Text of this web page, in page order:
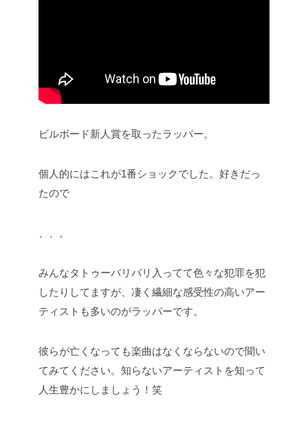
ビルボード新人賞を取ったラッパー。
個人的にはこれが1番ショックでした。好きだっ
たので
、、。
みんなタトゥーバリバリ入ってて色々な犯罪を犯
したりしてますが、凄く繊細な感受性の高いアー
ティストも多いのがラッパーです。
彼らが亡くなっても楽曲はなくならないので聞い
てみてください。知らないアーティストを知って
人生豊かにしましょう！笑